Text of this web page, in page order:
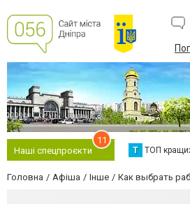
Наші спецпроєкти
11
Т ТОП
Головна Афіша Інше Как выбрать